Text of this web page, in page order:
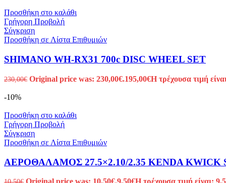
Προσθήκη στο καλάθι
Γρήγορη Προβολή
Σύγκριση
Προσθήκη σε Λίστα Επιθυμιών
SHIMANO WH-RX31 700c DISC WHEEL SET
230,00€ Original price was: 230,00€.195,00€Η τρέχουσα τιμή
-10%
Προσθήκη στο καλάθι
Γρήγορη Προβολή
Σύγκριση
Προσθήκη σε Λίστα Επιθυμιών
ΑΕΡΟΘΑΛΑΜΟΣ 27.5×2.10/2.35 KENDA KWICK